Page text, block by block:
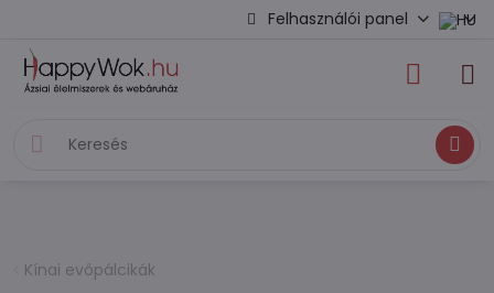
Felhasználói panel
Keresés
Kínai evőpálcikák